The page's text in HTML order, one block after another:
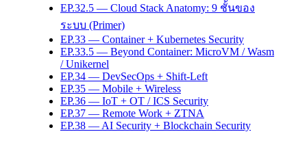
EP.32.5 — Cloud Stack Anatomy: 9 ชั้นของ
ระบบ (Primer)
EP.33 — Container + Kubernetes Security
EP.33.5 — Beyond Container: MicroVM / Wasm
/ Unikernel
EP.34 — DevSecOps + Shift-Left
EP.35 — Mobile + Wireless
EP.36 — IoT + OT / ICS Security
EP.37 — Remote Work + ZTNA
EP.38 — AI Security + Blockchain Security